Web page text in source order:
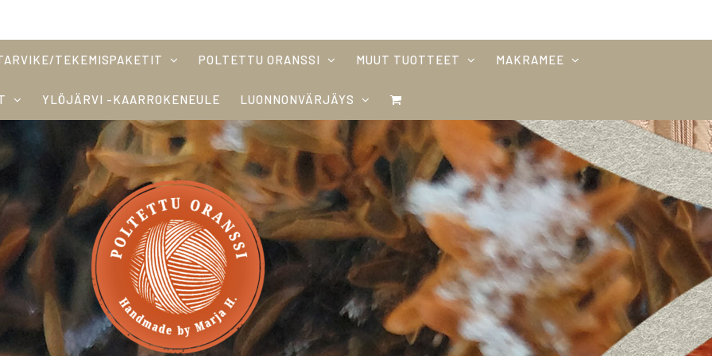
TEKEMISPAKETIT POLTETTU ORANSSI MUUT TUOTTEET MAKRAMEE
YLÖJÄRVI -KAARROKENEULE LUONNONVÄRJÄYS